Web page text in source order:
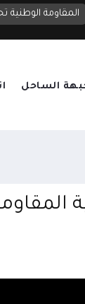
المقاومة
الساحل